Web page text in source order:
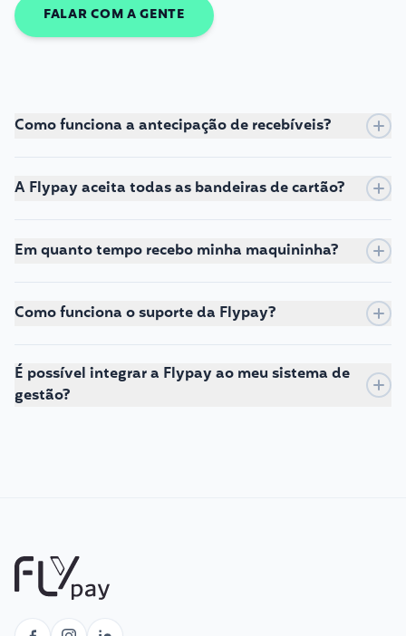
FALAR COM A GENTE
Como funciona a antecipação de recebíveis?
A Flypay aceita todas as bandeiras de cartão?
Em quanto tempo recebo minha maquininha?
Como funciona o suporte da Flypay?
É possível integrar a Flypay ao meu sistema de
gestão?